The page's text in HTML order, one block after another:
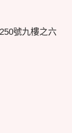
號九樓之六